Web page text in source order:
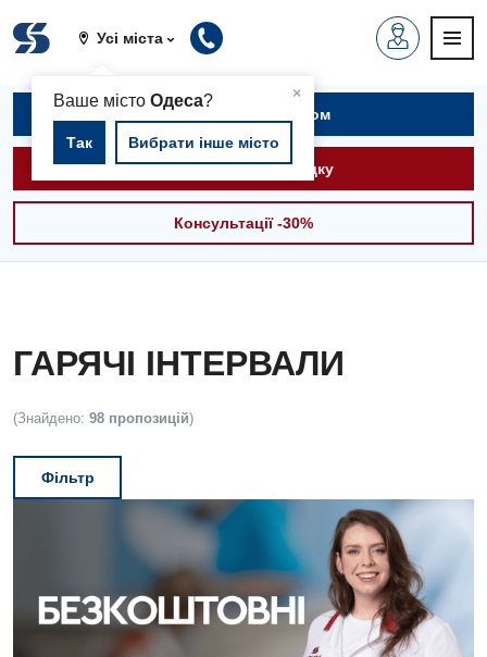
Усі міста
×
Ваше містоОдеса?
Так Вибрати інше місто
Записатися на прийом
Викликати швидку
Консультації -30%
ГАРЯЧІ ІНТЕРВАЛИ
(Знайдено: 98 пропозицій)
Фільтр